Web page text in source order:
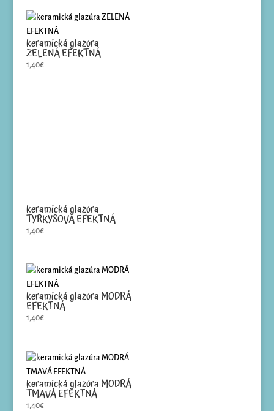
keramická glazúra
ZELENÁ EFEKTNÁ
1,40€
keramická glazúra
TYRKYSOVÁ EFEKTNÁ
1,40€
keramická glazúra MODRÁ
EFEKTNÁ
1,40€
keramická glazúra MODRÁ
TMAVÁ EFEKTNÁ
1,40€